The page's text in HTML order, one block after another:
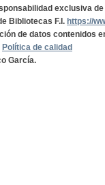
exclusiva
Bibliotecas F.I. https://
de datos contenidos
Política de calidad
García.